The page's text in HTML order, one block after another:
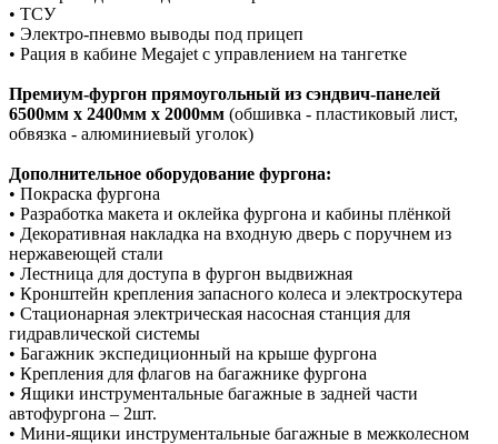
• ТСУ
• Электро-пневмо выводы под прицеп
• Рация в кабине Megajet с управлением на тангетке
Премиум-фургон прямоугольный из сэндвич-панелей
6500мм х 2400мм х 2000мм (обшивка - пластиковый лист,
обвязка - алюминиевый уголок)
Дополнительное оборудование фургона:
• Покраска фургона
• Разработка макета и оклейка фургона и кабины плёнкой
• Декоративная накладка на входную дверь с поручнем из
нержавеющей стали
• Лестница для доступа в фургон выдвижная
• Кронштейн крепления запасного колеса и электроскутера
• Стационарная электрическая насосная станция для
гидравлической системы
• Багажник экспедиционный на крыше фургона
• Крепления для флагов на багажнике фургона
• Ящики инструментальные багажные в задней части
автофургона – 2шт.
• Мини-ящики инструментальные багажные в межколесном